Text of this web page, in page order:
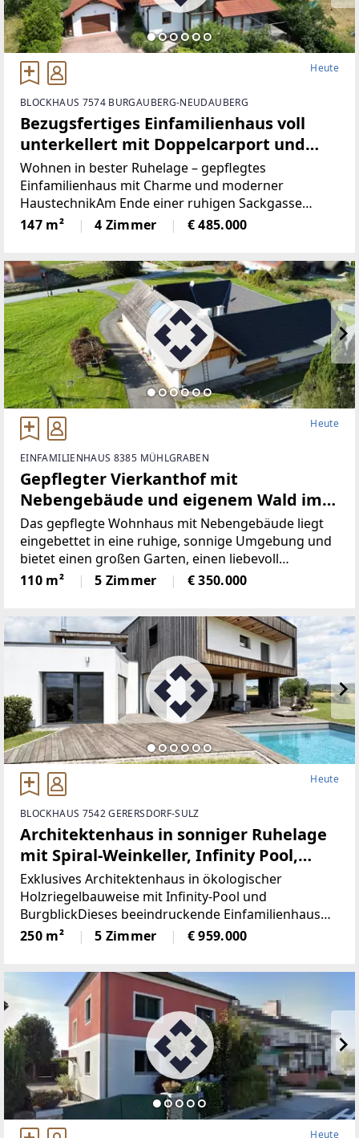
Heute
BLOCKHAUS 7574 BURGAUBERG-NEUDAUBERG
Bezugsfertiges Einfamilienhaus voll
unterkellert mit Doppelcarport und
Garage am Ende einer Sackgasse
Wohnen in bester Ruhelage – gepflegtes
Einfamilienhaus mit Charme und moderner
HaustechnikAm Ende einer ruhigen Sackgasse
erwartet Sie dieses liebevoll gepflegte
Einfamilienhaus in solider Massivbauweise, das mit
147 m² 4 Zimmer € 485.000
Heute
EINFAMILIENHAUS 8385 MÜHLGRABEN
Gepflegter Vierkanthof mit
Nebengebäude und eigenem Wald im
idyllischen Südburgenland.
Das gepflegte Wohnhaus mit Nebengebäude liegt
eingebettet in eine ruhige, sonnige Umgebung und
bietet einen großen Garten, einen liebevoll
gestalteten Innenhof und sogar ein eigenes
Waldgrundstück. Hier spürt man sofort das Gefühl
110 m² 5 Zimmer € 350.000
Heute
BLOCKHAUS 7542 GERERSDORF-SULZ
Architektenhaus in sonniger Ruhelage
mit Spiral-Weinkeller, Infinity Pool,
Burgblick und ca. 1 ha Eigengrund
Exklusives Architektenhaus in ökologischer
Holzriegelbauweise mit Infinity-Pool und
BurgblickDieses beeindruckende Einfamilienhaus
gebaut 2017, vereint moderne Architektur,
hochwertige Ausstattung und nachhaltige Bauweise
250 m² 5 Zimmer € 959.000
Heute